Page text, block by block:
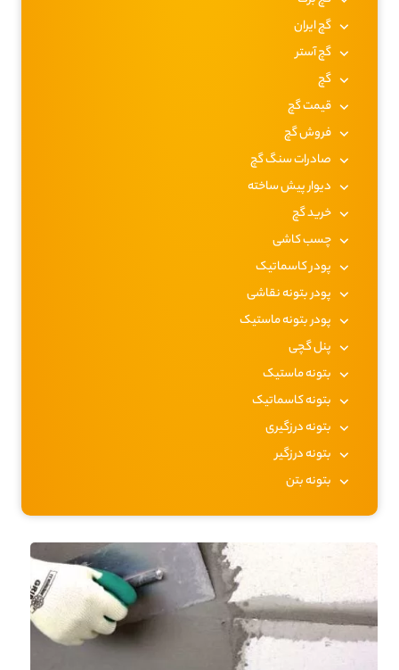
گچ ایران
گچ آستر
گچ
قیمت گچ
فروش گچ
صادرات سنگ گچ
دیوار پیش ساخته
خرید گچ
چسب کاشی
پودر کاسماتیک
پودر بتونه نقاشی
پودر بتونه ماستیک
پنل گچی
بتونه ماستیک
بتونه کاسماتیک
بتونه درزگیری
بتونه درزگیر
بتونه بتن